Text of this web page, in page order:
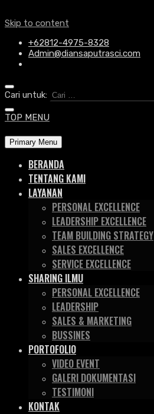
Skip to content
+62812-4975-8328
Admin@diansaputrasci.com
Cari untuk:
TOP MENU
Primary Menu
BERANDA
TENTANG KAMI
LAYANAN
PERSONAL EXCELLENCE
LEADERSHIP EXCELLENCE
TEAM BUILDING STRATEGY
SALES EXCELLENCE
SERVICE EXCELLENCE
SHARING ILMU
PERSONAL EXCELLENCE
LEADERSHIP
SALES & MARKETING
BUSSINES
PORTOFOLIO
VIDEO EVENT
GALERI DOKUMENTASI
TESTIMONI
KONTAK